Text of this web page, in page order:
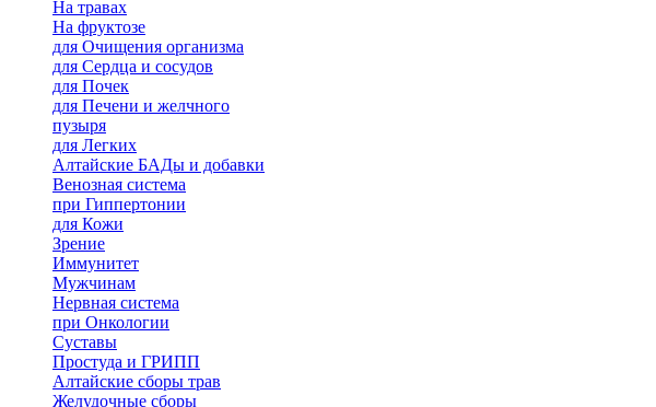
На травах
На фруктозе
для Очищения организма
для Сердца и сосудов
для Почек
для Печени и желчного
пузыря
для Легких
Алтайские БАДы и добавки
Венозная система
при Гиппертонии
для Кожи
Зрение
Иммунитет
Мужчинам
Нервная система
при Онкологии
Суставы
Простуда и ГРИПП
Алтайские сборы трав
Желудочные сборы